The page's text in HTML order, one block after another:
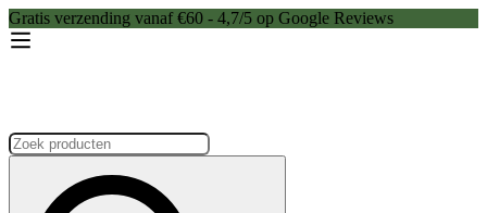
Gratis verzending vanaf €60 - 4,7/5 op Google Reviews
Zoeken: